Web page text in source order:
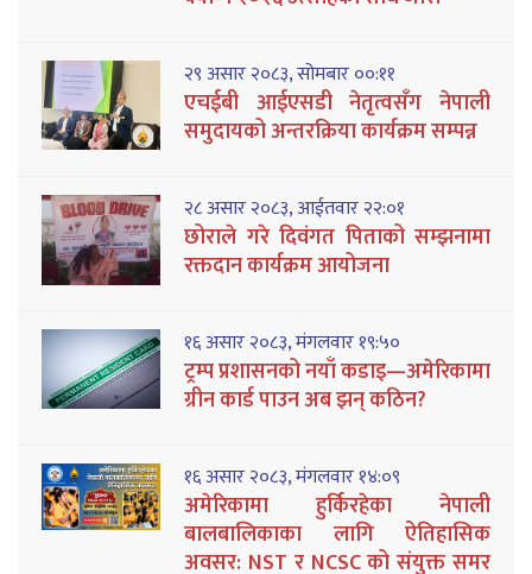
२९ असार २०८३, सोमबार ००:११
एचईबी आईएसडी नेतृत्वसँग नेपाली
समुदायको अन्तरक्रिया कार्यक्रम सम्पन्न
२८ असार २०८३, आईतवार २२:०१
छोराले गरे दिवंगत पिताको सम्झनामा
रक्तदान कार्यक्रम आयोजना
१६ असार २०८३, मंगलवार १९:५०
ट्रम्प प्रशासनको नयाँ कडाइ—अमेरिकामा
ग्रीन कार्ड पाउन अब झन् कठिन?
१६ असार २०८३, मंगलवार १४:०९
अमेरिकामा हुर्किरहेका नेपाली
बालबालिकाका लागि ऐतिहासिक
अवसर: NST र NCSC को संयुक्त समर